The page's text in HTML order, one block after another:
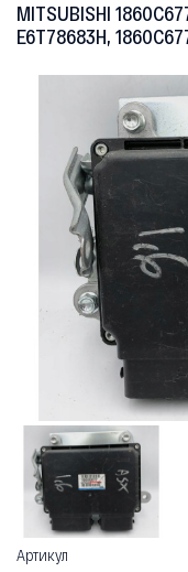
MITSUBISHI
E6T78683H,
Артикул